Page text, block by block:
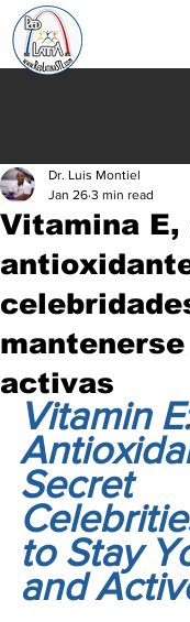
Vitamina
activas
Dr. Luis Montiel
Jan 26 3 min read
Vitamin
Secret
to Stay
and